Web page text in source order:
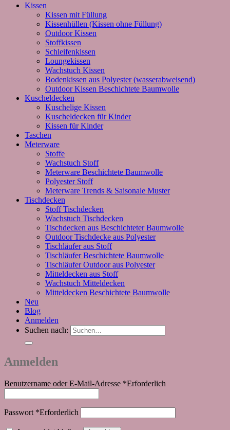
Kissen
Kissen mit Füllung
Kissenhüllen (Kissen ohne Füllung)
Outdoor Kissen
Stoffkissen
Schleifenkissen
Loungekissen
Wachstuch Kissen
Bodenkissen aus Polyester (wasserabweisend)
Outdoor Kissen Beschichtete Baumwolle
Kuscheldecken
Kuschelige Kissen
Kuscheldecken für Kinder
Kissen für Kinder
Taschen
Meterware
Stoffe
Wachstuch Stoff
Meterware Beschichtete Baumwolle
Polyester Stoff
Meterware Trends & Saisonale Muster
Tischdecken
Stoff Tischdecken
Wachstuch Tischdecken
Tischdecken aus Beschichteter Baumwolle
Outdoor Tischdecke aus Polyester
Tischläufer aus Stoff
Tischläufer Beschichtete Baumwolle
Tischläufer Outdoor aus Polyester
Mitteldecken aus Stoff
Wachstuch Mitteldecken
Mitteldecken Beschichtete Baumwolle
Neu
Blog
Anmelden
Suchen nach:
Anmelden
Benutzername oder E-Mail-Adresse *Erforderlich
Passwort *Erforderlich